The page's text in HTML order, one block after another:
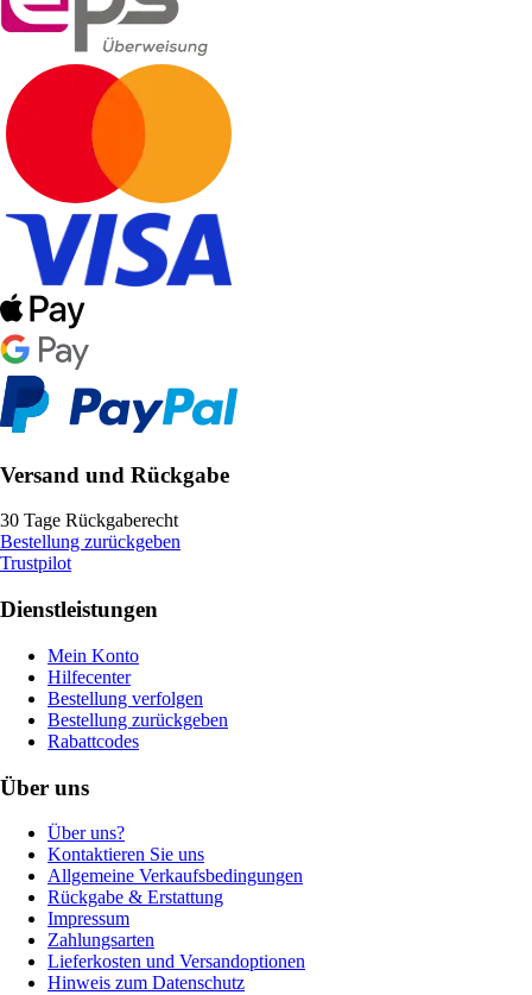
Versand und Rückgabe
30 Tage Rückgaberecht
Bestellung zurückgeben
Trustpilot
Dienstleistungen
Mein Konto
Hilfecenter
Bestellung verfolgen
Bestellung zurückgeben
Rabattcodes
Über uns
Über uns?
Kontaktieren Sie uns
Allgemeine Verkaufsbedingungen
Rückgabe & Erstattung
Impressum
Zahlungsarten
Lieferkosten und Versandoptionen
Hinweis zum Datenschutz